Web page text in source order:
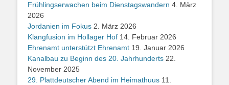
Frühlingserwachen beim Dienstagswandern 4. März
2026
Jordanien im Fokus 2. März 2026
Klangfusion im Hollager Hof 14. Februar 2026
Ehrenamt unterstützt Ehrenamt 19. Januar 2026
Kanalbau zu Beginn des 20. Jahrhunderts 22.
November 2025
29. Plattdeutscher Abend im Heimathuus 11.